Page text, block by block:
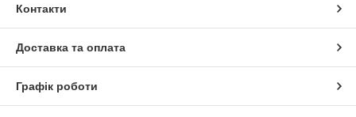
Контакти
Доставка та оплата
Графік роботи